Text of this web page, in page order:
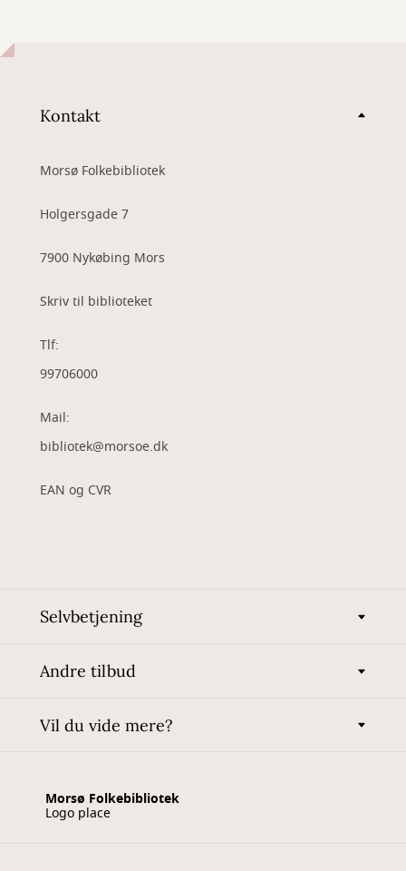
Kontakt
Morsø Folkebibliotek
Holgersgade 7
7900 Nykøbing Mors
Skriv til biblioteket
Tlf:
99706000
Mail:
bibliotek@morsoe.dk
EAN og CVR
Selvbetjening
Andre tilbud
Vil du vide mere?
Morsø Folkebibliotek
Logo place